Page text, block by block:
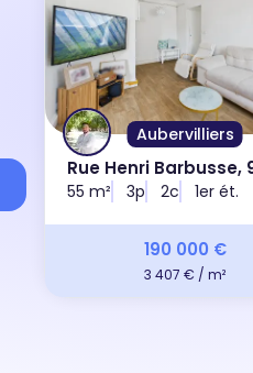
Aubervilliers
Rue Henri Barbusse,
55 m² 3p 2c 1er ét.
190 000 €
3 407 € / m²